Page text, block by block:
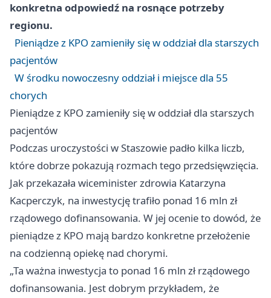
konkretna odpowiedź na rosnące potrzeby
regionu.
Pieniądze z KPO zamieniły się w oddział dla starszych
pacjentów
W środku nowoczesny oddział i miejsce dla 55
chorych
Pieniądze z KPO zamieniły się w oddział dla starszych
pacjentów
Podczas uroczystości w Staszowie padło kilka liczb,
które dobrze pokazują rozmach tego przedsięwzięcia.
Jak przekazała wiceminister zdrowia Katarzyna
Kacperczyk, na inwestycję trafiło ponad 16 mln zł
rządowego dofinansowania. W jej ocenie to dowód, że
pieniądze z KPO mają bardzo konkretne przełożenie
na codzienną opiekę nad chorymi.
„Ta ważna inwestycja to ponad 16 mln zł rządowego
dofinansowania. Jest dobrym przykładem, że